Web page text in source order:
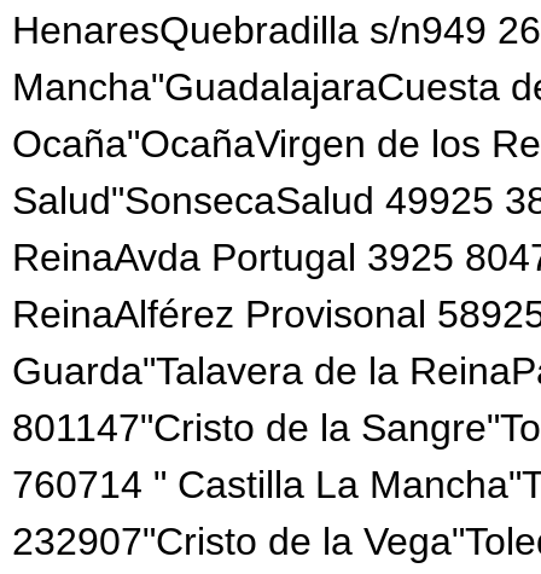
HenaresQuebradilla s/n949
Mancha"GuadalajaraCuesta
Ocaña"OcañaVirgen de los
Salud"SonsecaSalud 49925
ReinaAvda Portugal 3925
ReinaAlférez Provisonal
Guarda"Talavera de la
801147"Cristo de la
760714 " Castilla La
232907"Cristo de la